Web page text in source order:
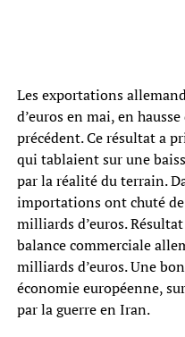
Les exportations
d’euros en mai, en
précédent. Ce résultat a
qui tablaient sur une
par la réalité du terrain.
importations ont chuté
milliards d’euros.
balance commerciale
milliards d’euros. Une
économie européenne,
par la guerre en Iran.